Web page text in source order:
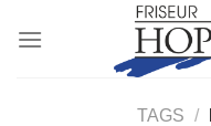
Inhalt
TAGS /